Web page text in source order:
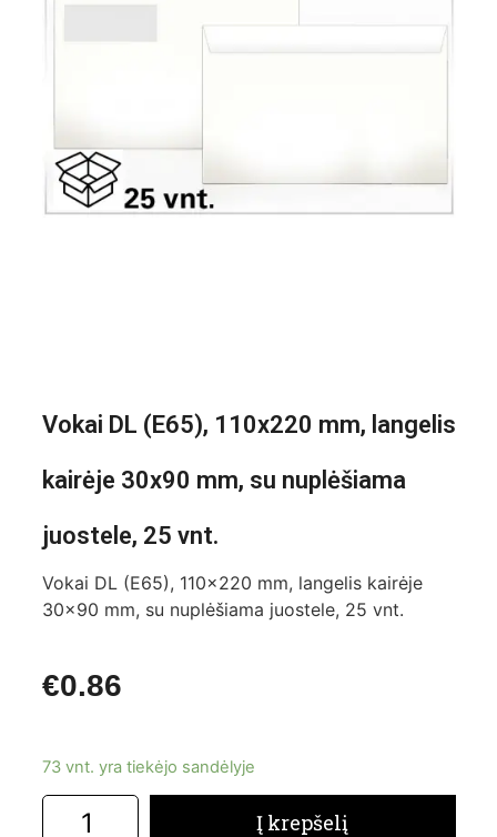
Vokai DL (E65), 110x220 mm, langelis
kairėje 30x90 mm, su nuplėšiama
juostele, 25 vnt.
Vokai DL (E65), 110×220 mm, langelis kairėje
30×90 mm, su nuplėšiama juostele, 25 vnt.
€0.86
73 vnt. yra tiekėjo sandėlyje
Į krepšelį